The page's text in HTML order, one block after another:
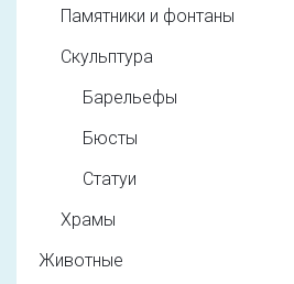
Памятники и фонтаны
Скульптура
Барельефы
Бюсты
Статуи
Храмы
Животные